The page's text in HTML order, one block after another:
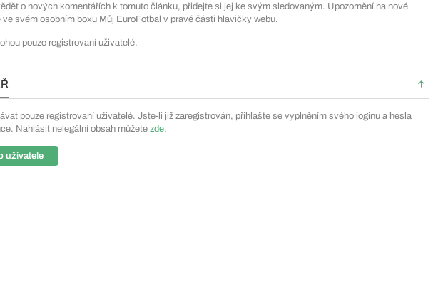
o nových komentářích k tomuto článku, přidejte si jej ke svým sledovaným. Upozornění na nové
ve svém osobním boxu Můj EuroFotbal v pravé části hlavičky webu.
pouze registrovaní uživatelé.
pouze registrovaní uživatelé. Jste-li již zaregistrován, přihlašte se vyplněním svého loginu a hesla
Nahlásit nelegální obsah můžete zde.
uživatele